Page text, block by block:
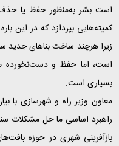
است بشر به‌منظور حفظ یا
کمیته‌هایی بپردازد که در این
زیرا هرچند ساخت بناهای جدید
است، اما حفظ و دست‌نخورده
بسیاری است.
معاون وزیر راه و شهرسازی با
راهبرد اساسی ما حل مشکلات
بازآفرینی شهری در حوزه